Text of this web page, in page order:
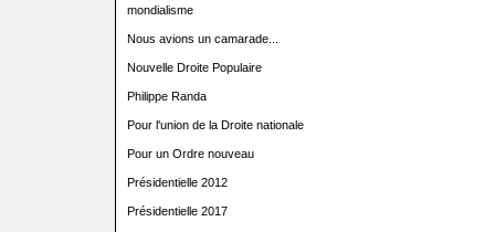
mondialisme
Nous avions un camarade...
Nouvelle Droite Populaire
Philippe Randa
Pour l'union de la Droite nationale
Pour un Ordre nouveau
Présidentielle 2012
Présidentielle 2017